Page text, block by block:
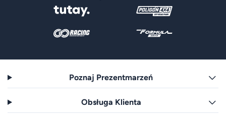
Poznaj Prezentmarzeń
Obsługa Klienta